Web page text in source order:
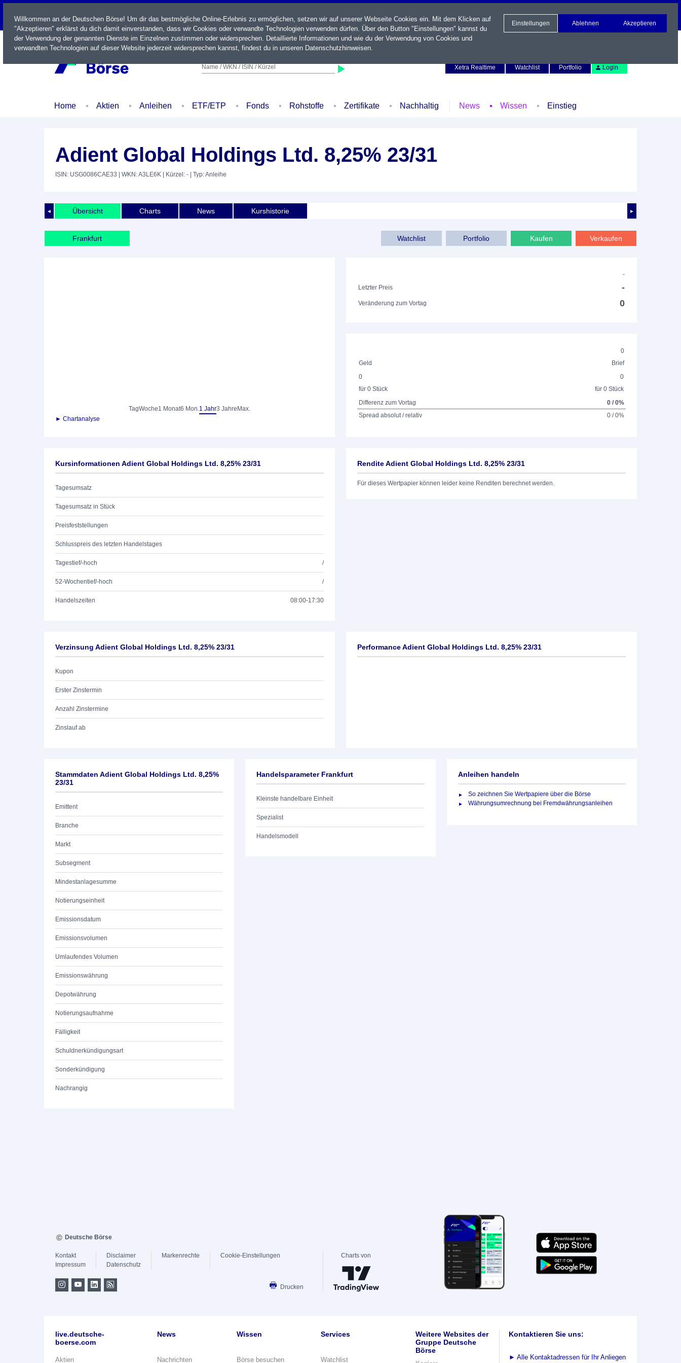
LIVE
Name / WKN / ISIN / Kürzel
Xetra Realtime
Watchlist Portfolio Login
Home Aktien Anleihen ETF/ETP Fonds Rohstoffe Zertifikate Nachhaltig News Wissen Einstieg
Adient Global Holdings Ltd. 8,25% 23/31
ISIN: USG0086CAE33 | WKN: A3LE6K | Kürzel: - | Typ: Anleihe
◄ ►
Übersicht Charts News Kurshistorie
Frankfurt Verkaufen
Kaufen
Portfolio
Watchlist
TagWoche1 Monat6 Mon.1 Jahr3 Jahre Max.
► Chartanalyse
-
Letzter Preis
-
Veränderung zum Vortag 0
0
Geld
Brief
0
für 0 Stück
0
für 0 Stück
Differenz zum Vortag
0 / 0%
Spread absolut / relativ
0 / 0%
Kursinformationen Adient Global Holdings Ltd. 8,25% 23/31
Tagesumsatz
Tagesumsatz in Stück
Preisfeststellungen
Schlusspreis des letzten Handelstages
Tagestief/-hoch /
52-Wochentief/-hoch /
Handelszeiten 08:00-17:30
Rendite Adient Global Holdings Ltd. 8,25% 23/31
Für dieses Wertpapier können leider keine Renditen berechnet werden.
Verzinsung Adient Global Holdings Ltd. 8,25% 23/31
Kupon
Erster Zinstermin
Anzahl Zinstermine
Zinslauf ab
Performance Adient Global Holdings Ltd. 8,25% 23/31
Stammdaten Adient Global Holdings Ltd. 8,25%
23/31
Emittent
Branche
Markt
Subsegment
Mindestanlagesumme
Notierungseinheit
Emissionsdatum
Emissionsvolumen
Umlaufendes Volumen
Emissionswährung
Depotwährung
Notierungsaufnahme
Fälligkeit
Schuldnerkündigungsart
Sonderkündigung
Nachrangig
Handelsparameter Frankfurt
Kleinste handelbare Einheit
Spezialist
Handelsmodell
Anleihen handeln
So zeichnen Sie Wertpapiere über die Börse
Währungsumrechnung bei Fremdwährungsanleihen
Willkommen an der Deutschen Börse! Um dir das bestmögliche Online-Erlebnis zu ermöglichen, setzen wir auf unserer Webseite Cookies ein. Mit dem Klicken auf
"Akzeptieren" erklärst du dich damit einverstanden, dass wir Cookies oder verwandte Technologien verwenden dürfen. Über den Button "Einstellungen" kannst du
der Verwendung der genannten Dienste im Einzelnen zustimmen oder widersprechen. Detaillierte Informationen und wie du der Verwendung von Cookies und
verwandten Technologien auf dieser Website jederzeit widersprechen kannst, findest du in unseren Datenschutzhinweisen.
Einstellungen Ablehnen Akzeptieren
Deutsche Börse
Kontakt
Impressum
Disclaimer
Datenschutz
Markenrechte Cookie-Einstellungen
Drucken
Charts von
live.deutsche-
boerse.com
Aktien
News
Nachrichten
Wissen
Börse besuchen
Services
Watchlist
Weitere Websites der
Gruppe Deutsche
Börse
Kontaktieren Sie uns:
► Alle Kontaktadressen für Ihr Anliegen